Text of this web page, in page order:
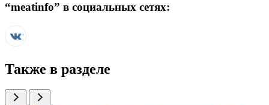
“meatinfo” в социальных сетях:
Также в разделе